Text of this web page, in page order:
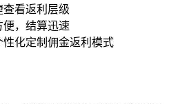
看返利层级
便，结算迅速
化定制佣金返利模式